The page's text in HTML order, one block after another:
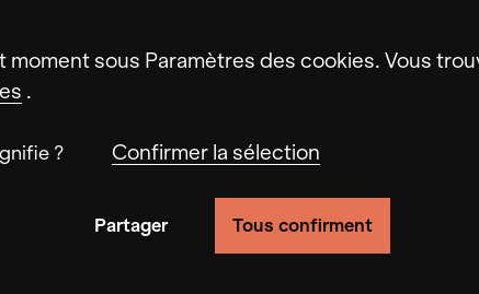
sous Paramètres des cookies. Vous
.
? Confirmer la sélection
Partager Tous confirment